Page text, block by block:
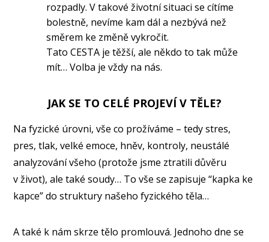
rozpadly. V takové životní situaci se cítíme
bolestně, nevíme kam dál a nezbývá než
směrem ke změně vykročit.
Tato CESTA je těžší, ale někdo to tak může
mít… Volba je vždy na nás.
JAK SE TO CELÉ PROJEVÍ V TĚLE?
Na fyzické úrovni, vše co prožíváme – tedy stres,
pres, tlak, velké emoce, hněv, kontroly, neustálé
analyzování všeho (protože jsme ztratili důvěru
v život), ale také soudy… To vše se zapisuje “kapka ke
kapce” do struktury našeho fyzického těla…
A také k nám skrze tělo promlouvá. Jednoho dne se